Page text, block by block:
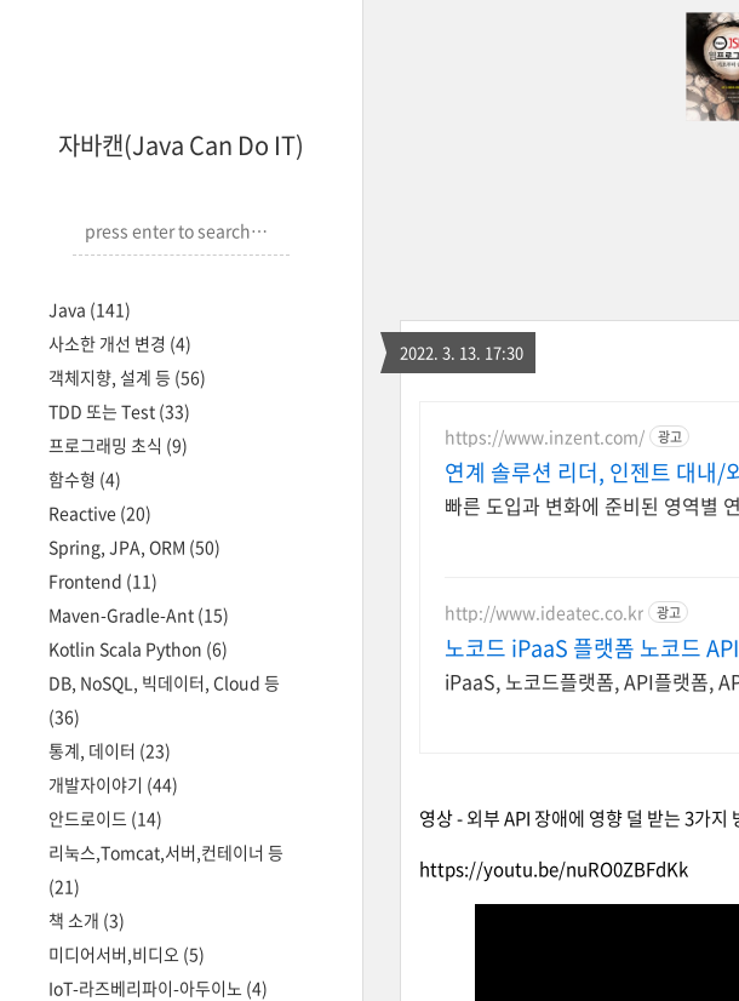
자바캔(Java Can Do IT)
Java (141)
사소한 개선 변경 (4)
객체지향, 설계 등 (56)
TDD 또는 Test (33)
프로그래밍 초식 (9)
함수형 (4)
Reactive (20)
Spring, JPA, ORM (50)
Frontend (11)
Maven-Gradle-Ant (15)
Kotlin Scala Python (6)
DB, NoSQL, 빅데이터, Cloud 등
(36)
통계, 데이터 (23)
개발자이야기 (44)
안드로이드 (14)
리눅스,Tomcat,서버,컨테이너 등
(21)
책 소개 (3)
미디어서버,비디오 (5)
IoT-라즈베리파이-아두이노 (4)
2022. 3. 13. 17:30
https://www.inzent.com/ 광고
연계 솔루션 리더, 인젠트 대내/
빠른 도입과 변화에 준비된 영역별
http://www.ideatec.co.kr 광고
노코드 iPaaS 플랫폼 노코드
iPaaS, 노코드플랫폼, API플랫폼,
영상 -외부 API 장애에 영향 덜 받는 3가지
https://youtu.be/nuRO0ZBFdKk